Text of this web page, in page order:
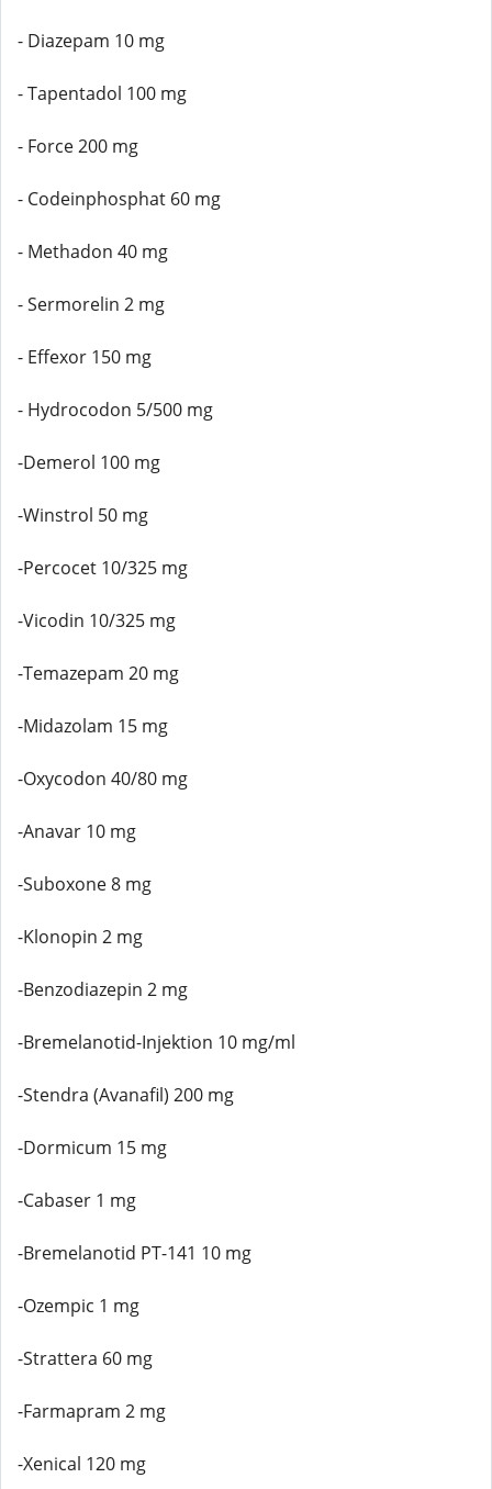
- Diazepam 10 mg
- Tapentadol 100 mg
- Force 200 mg
- Codeinphosphat 60 mg
- Methadon 40 mg
- Sermorelin 2 mg
- Effexor 150 mg
- Hydrocodon 5/500 mg
-Demerol 100 mg
-Winstrol 50 mg
-Percocet 10/325 mg
-Vicodin 10/325 mg
-Temazepam 20 mg
-Midazolam 15 mg
-Oxycodon 40/80 mg
-Anavar 10 mg
-Suboxone 8 mg
-Klonopin 2 mg
-Benzodiazepin 2 mg
-Bremelanotid-Injektion 10 mg/ml
-Stendra (Avanafil) 200 mg
-Dormicum 15 mg
-Cabaser 1 mg
-Bremelanotid PT-141 10 mg
-Ozempic 1 mg
-Strattera 60 mg
-Farmapram 2 mg
-Xenical 120 mg